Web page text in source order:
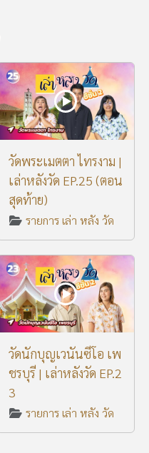
วัดพระเมตตา ไทรงาม |
เล่าหลังวัด EP.25 (ตอน
สุดท้าย)
รายการ เล่า หลัง วัด
วัดนักบุญเวนันซีโอ เพ
ชรบุรี | เล่าหลังวัด EP.2
3
รายการ เล่า หลัง วัด